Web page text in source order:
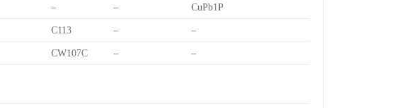
– – CuPb1P
C113 – –
CW107C – –